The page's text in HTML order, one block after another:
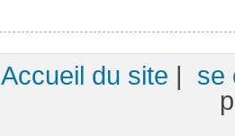
Accueil du site | se